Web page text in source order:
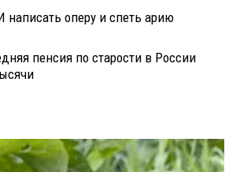
оперу и спеть арию
пенсия по старости в России